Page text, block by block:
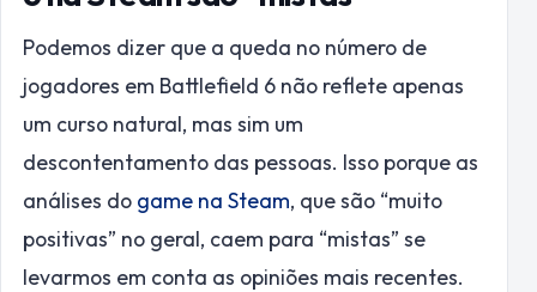
Podemos dizer que a queda no número de
jogadores em Battlefield 6 não reflete apenas
um curso natural, mas sim um
descontentamento das pessoas. Isso porque as
análises do game na Steam, que são “muito
positivas” no geral, caem para “mistas” se
levarmos em conta as opiniões mais recentes.